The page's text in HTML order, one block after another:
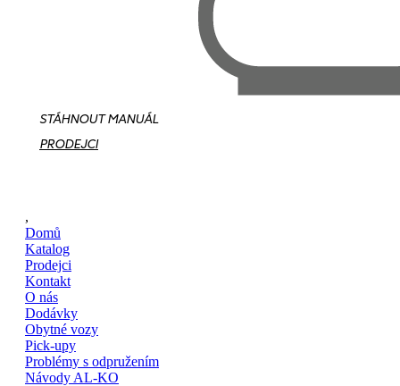
STÁHNOUT MANUÁL
PRODEJCI
,
Domů
Katalog
Prodejci
Kontakt
O nás
Dodávky
Obytné vozy
Pick-upy
Problémy s odpružením
Návody AL-KO